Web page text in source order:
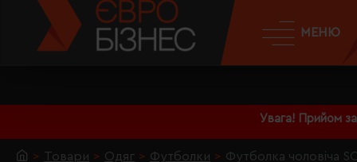
Увага! Прийом
МЕНЮ
Товари Одяг Футболки Футболка чоловіча